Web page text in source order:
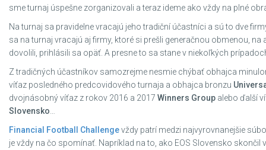
sme turnaj úspešne zorganizovali a teraz ideme ako vždy na plné
Na turnaj sa pravidelne vracajú jeho tradiční účastníci a sú to dve
sa na turnaj vracajú aj firmy, ktoré si prešli generačnou obmenou,
dovolili, prihlásili sa opäť. A presne to sa stane v niekoľkých
Z tradičných účastníkov samozrejme nesmie chýbať obhajca
víťaz posledného predcovidového turnaja a obhajca bronzu
dvojnásobný víťaz z rokov 2016 a 2017 Winners Group alebo ďalší
Slovensko
Financial Football Challengevždy patrí medzi najvyrovnanejšie
je vždy na čo spomínať. Napríklad na to, ako EOS Slovensko